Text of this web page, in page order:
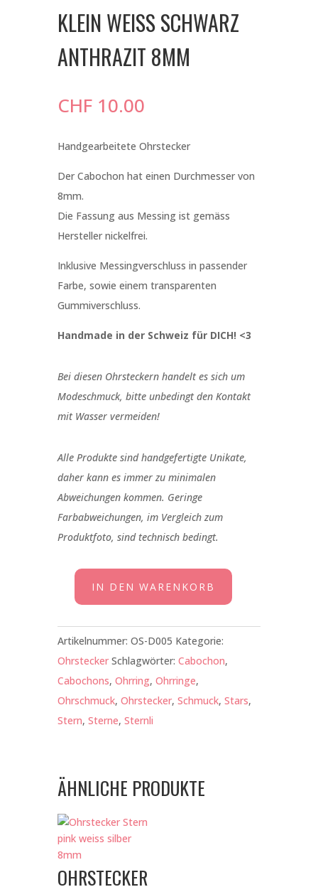
KLEIN WEISS SCHWARZ
ANTHRAZIT 8MM
CHF10.00
Handgearbeitete Ohrstecker
Der Cabochon hat einen Durchmesser von
8mm.
Die Fassung aus Messing ist gemäss
Hersteller nickelfrei.
Inklusive Messingverschluss in passender
Farbe, sowie einem transparenten
Gummiverschluss.
Handmade in der Schweiz für DICH! <3
Bei diesen Ohrsteckern handelt es sich um
Modeschmuck, bitte unbedingt den Kontakt
mit Wasser vermeiden!
Alle Produkte sind handgefertigte Unikate,
daher kann es immer zu minimalen
Abweichungen kommen. Geringe
Farbabweichungen, im Vergleich zum
Produktfoto, sind technisch bedingt.
Ohrstecker
klein
weiss
schwarz
anthrazit
8mm
IN DEN WARENKORB
Artikelnummer: OS-D005 Kategorie:
Ohrstecker Schlagwörter: Cabochon,
Cabochons, Ohrring, Ohrringe,
Ohrschmuck, Ohrstecker, Schmuck, Stars,
Stern, Sterne, Sternli
ÄHNLICHE PRODUKTE
OHRSTECKER